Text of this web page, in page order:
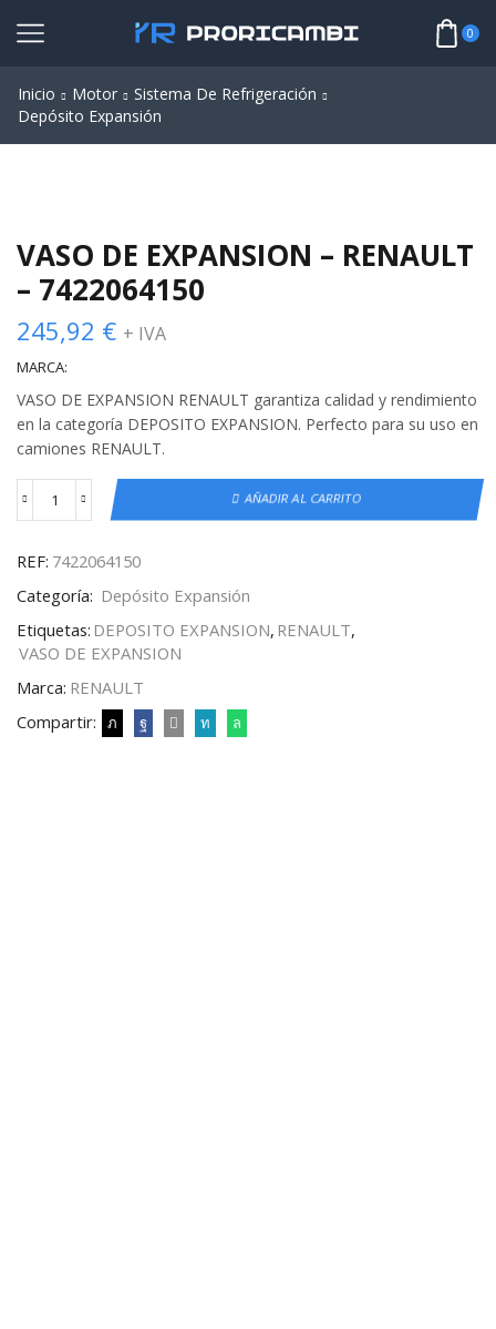
0
Inicio Motor
Sistema De Refrigeración
Depósito Expansión
VASO DE EXPANSION – RENAULT
– 7422064150
245,92 € + IVA
MARCA:
VASO DE EXPANSION RENAULT garantiza calidad y rendimiento
en la categoría DEPOSITO EXPANSION. Perfecto para su uso en
camiones RENAULT.
AÑADIR AL CARRITO
REF: 7422064150
Categoría: Depósito Expansión
Etiquetas: DEPOSITO EXPANSION, RENAULT,
VASO DE EXPANSION
Marca: RENAULT
Compartir: